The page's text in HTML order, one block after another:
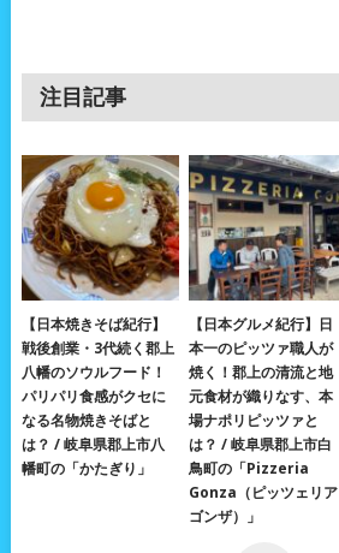
注目記事
【日本焼きそば紀行】
戦後創業・3代続く郡上
八幡のソウルフード！
パリパリ食感がクセに
なる名物焼きそばと
は？ / 岐阜県郡上市八
幡町の「かたぎり」
【日本グルメ紀行】日
本一のピッツァ職人が
焼く！郡上の清流と地
元食材が織りなす、本
場ナポリピッツァと
は？ / 岐阜県郡上市白
鳥町の「Pizzeria
Gonza（ピッツェリア
ゴンザ）」